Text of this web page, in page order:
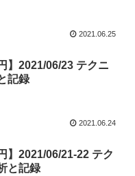
2021.06.25
】2021/06/23 テクニ
記録
2021.06.24
】2021/06/21-22 テク
と記録